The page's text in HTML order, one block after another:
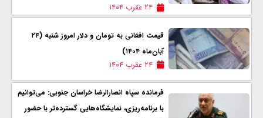
۲۴ عقرب ۱۴۰۴
قیمت افغانی به تومان و دلار امروز شنبه (۲۴
آبان‌ماه ۱۴۰۴)
۲۴ عقرب ۱۴۰۴
فرمانده سپاه انصار‌الرضا خراسان جنوبی: می‌توانیم
با برنامه‌ریزی، نمایشگاه‌هایی گسترده‌تر با حضور